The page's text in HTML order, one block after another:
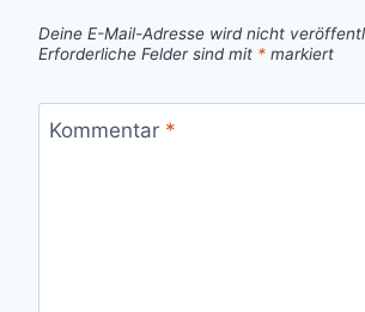
Deine E-Mail-Adresse wird nicht
Erforderliche Felder sind mit * markiert
Kommentar *